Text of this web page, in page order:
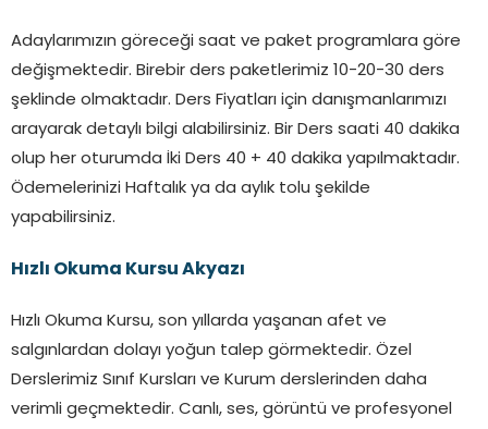
Adaylarımızın göreceği saat ve paket programlara göre
değişmektedir. Birebir ders paketlerimiz 10-20-30 ders
şeklinde olmaktadır. Ders Fiyatları için danışmanlarımızı
arayarak detaylı bilgi alabilirsiniz. Bir Ders saati 40 dakika
olup her oturumda İki Ders 40 + 40 dakika yapılmaktadır.
Ödemelerinizi Haftalık ya da aylık tolu şekilde
yapabilirsiniz.
Hızlı Okuma Kursu Akyazı
Hızlı Okuma Kursu, son yıllarda yaşanan afet ve
salgınlardan dolayı yoğun talep görmektedir. Özel
Derslerimiz Sınıf Kursları ve Kurum derslerinden daha
verimli geçmektedir. Canlı, ses, görüntü ve profesyonel